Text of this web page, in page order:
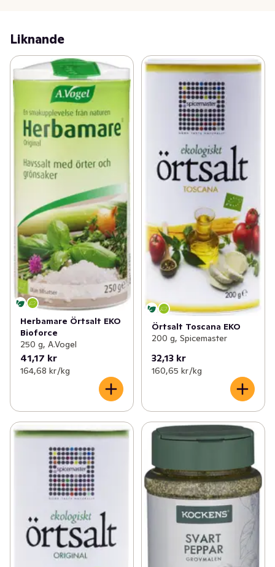
Liknande
Herbamare Örtsalt EKO
Bioforce
250 g, A.Vogel
41,17 kr
164,68 kr /kg
Örtsalt Toscana EKO
200 g, Spicemaster
32,13 kr
160,65 kr /kg